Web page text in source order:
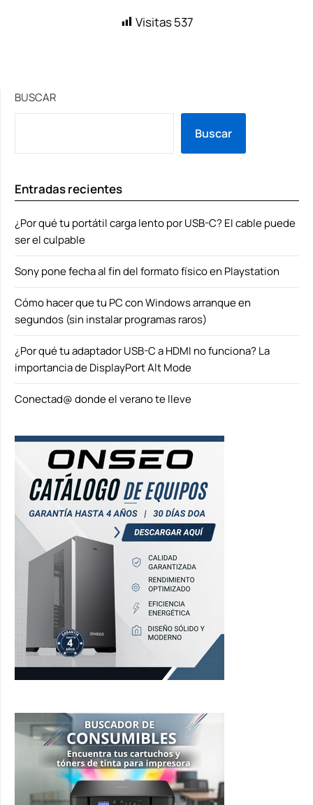
Visitas537
BUSCAR
Buscar
Entradas recientes
¿Por qué tu portátil carga lento por USB-C? El cable puede
ser el culpable
Sony pone fecha al fin del formato físico en Playstation
Cómo hacer que tu PC con Windows arranque en
segundos (sin instalar programas raros)
¿Por qué tu adaptador USB-C a HDMI no funciona? La
importancia de DisplayPort Alt Mode
Conectad@ donde el verano te lleve